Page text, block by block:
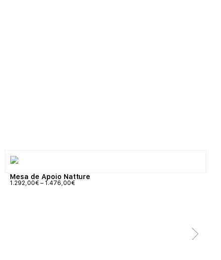
Mesa de Apoio Natture
1.292,00€ – 1.476,00€